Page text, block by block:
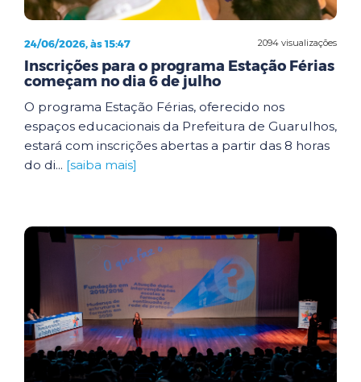
2094 visualizações
24/06/2026, às 15:47
Inscrições para o programa Estação Férias
começam no dia 6 de julho
O programa Estação Férias, oferecido nos
espaços educacionais da Prefeitura de Guarulhos,
estará com inscrições abertas a partir das 8 horas
do di... [saiba mais]